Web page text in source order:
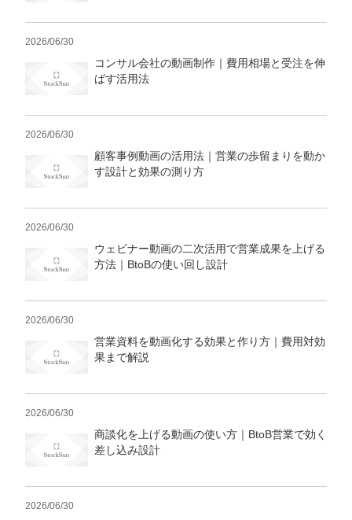
2026/06/30
コンサル会社の動画制作｜費用相場と受注を伸
ばす活用法
2026/06/30
顧客事例動画の活用法｜営業の歩留まりを動か
す設計と効果の測り方
2026/06/30
ウェビナー動画の二次活用で営業成果を上げる
方法｜BtoBの使い回し設計
2026/06/30
営業資料を動画化する効果と作り方｜費用対効
果まで解説
2026/06/30
商談化を上げる動画の使い方｜BtoB営業で効く
差し込み設計
2026/06/30